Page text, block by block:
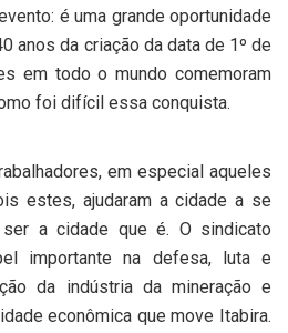
é uma grande oportunidade
anos da criação da data de 1º de
em todo o mundo comemoram
foi difícil essa conquista.
em especial aqueles
estes, ajudaram a cidade a se
a cidade que é. O sindicato
importante na defesa, luta e
da indústria da mineração e
econômica que move Itabira.